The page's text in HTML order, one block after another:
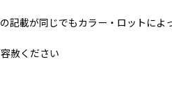
記載が同じでもカラー・ロットによ
赦ください